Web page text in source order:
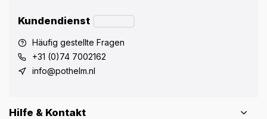
Kundendienst
Häufig gestellte Fragen
+31 (0)74 7002162
info@pothelm.nl
Hilfe & Kontakt